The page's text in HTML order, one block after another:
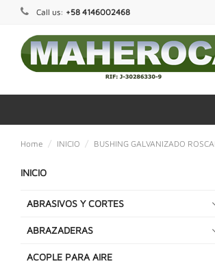
Call us: +58 4146002468
Home INICIO BUSHING GALVANIZADO
INICIO
ABRASIVOS Y CORTES
ABRAZADERAS
ACOPLE PARA AIRE